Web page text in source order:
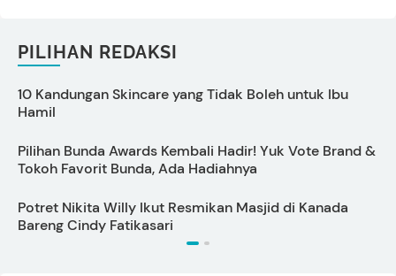
PILIHAN REDAKSI
10 Kandungan Skincare yang Tidak Boleh untuk Ibu
Hamil
Pilihan Bunda Awards Kembali Hadir! Yuk Vote Brand &
Tokoh Favorit Bunda, Ada Hadiahnya
Potret Nikita Willy Ikut Resmikan Masjid di Kanada
Bareng Cindy Fatikasari